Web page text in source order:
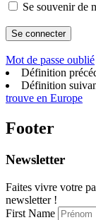
Se souvenir de
Mot de passe oublié
Définition
Définition
trouve en Europe
Footer
Newsletter
Faites vivre votre
newsletter !
First Name